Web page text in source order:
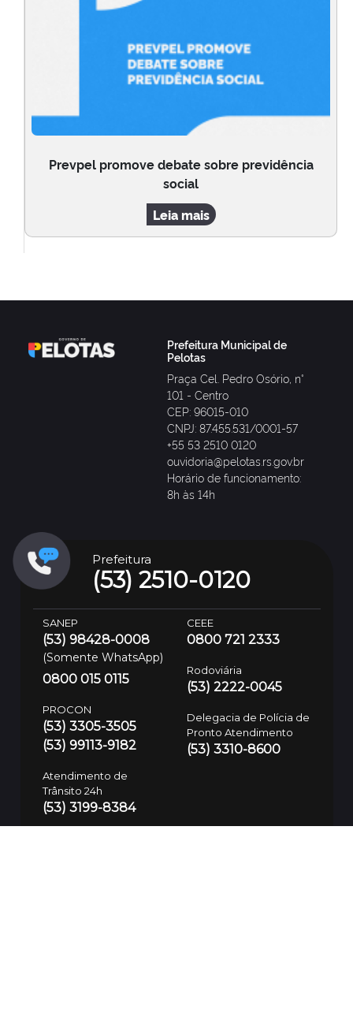
Prevpel promove debate sobre previdência
social
Leia mais
Prefeitura Municipal de
Pelotas
Praça Cel. Pedro Osório, n°
101 - Centro
CEP: 96015-010
CNPJ: 87.455.531/0001-57
+55 53 2510 0120
ouvidoria@pelotas.rs.gov.br
Horário de funcionamento:
8h às 14h
Prefeitura
(53) 2510-0120
SANEP
(53) 98428-0008
(Somente WhatsApp)
0800 015 0115
PROCON
(53) 3305-3505
(53) 99113-9182
Atendimento de
Trânsito 24h
(53) 3199-8384
CEEE
0800 721 2333
Rodoviária
(53) 2222-0045
Delegacia de Polícia de
Pronto Atendimento
(53) 3310-8600